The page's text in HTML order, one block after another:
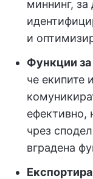
миннинг, за
и
Функции
че екипите
ефективно,
чрез
вградена